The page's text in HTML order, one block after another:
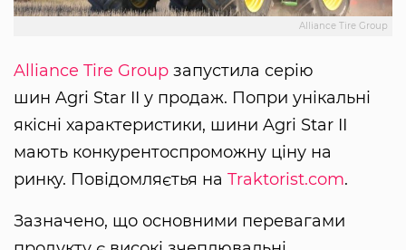
Alliance Tire Group
Alliance Tire Group запустила серію
шин Agri Star II у продаж. Попри унікальні
якісні характеристики, шини Agri Star II
мають конкурентоспроможну ціну на
ринку. Повідомляєтья на Traktorist.com.
Зазначено, що основними перевагами